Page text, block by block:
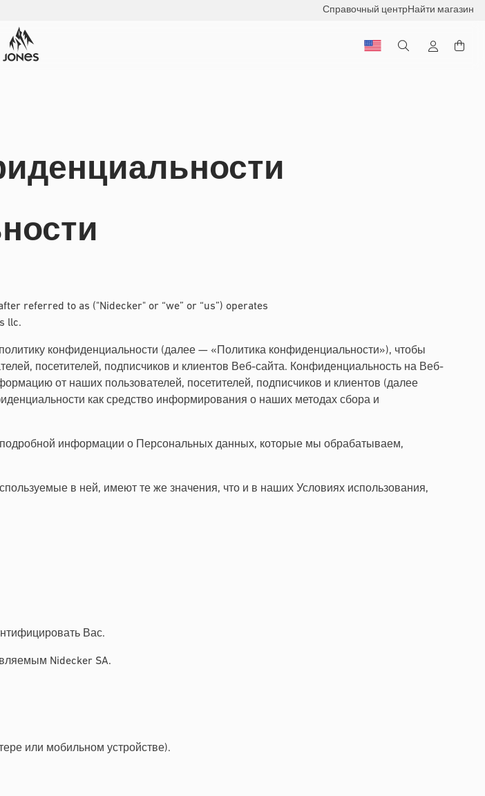
Справочный центрНайти магазин
referred to as ("Nidecker" or “we” or “us”) operates
llc.
конфиденциальности (далее — «Политика конфиденциальности»), чтобы
посетителей, подписчиков и клиентов Веб-сайта. Конфиденциальность на Веб-
от наших пользователей, посетителей, подписчиков и клиентов (далее
как средство информирования о наших методах сбора и
информации о Персональных данных, которые мы обрабатываем,
в ней, имеют те же значения, что и в наших Условиях использования,
Вас.
Nidecker SA.
или мобильном устройстве).